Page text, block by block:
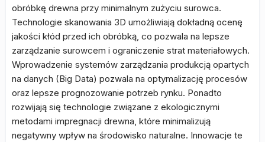
obróbkę drewna przy minimalnym zużyciu surowca.
Technologie skanowania 3D umożliwiają dokładną ocenę
jakości kłód przed ich obróbką, co pozwala na lepsze
zarządzanie surowcem i ograniczenie strat materiałowych.
Wprowadzenie systemów zarządzania produkcją opartych
na danych (Big Data) pozwala na optymalizację procesów
oraz lepsze prognozowanie potrzeb rynku. Ponadto
rozwijają się technologie związane z ekologicznymi
metodami impregnacji drewna, które minimalizują
negatywny wpływ na środowisko naturalne. Innowacje te